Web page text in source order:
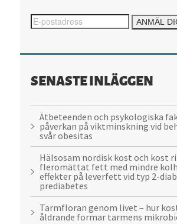
SENASTE INLÄGGEN
Ätbeteenden och psykologiska
påverkan på viktminskning vid
svår obesitas
Hälsosam nordisk kost och kost
fleromättat fett med mindre
effekter på leverfett vid typ 2-
prediabetes
Tarmfloran genom livet – hur
åldrande formar tarmens